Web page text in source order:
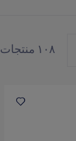
١٠٨ منتجات